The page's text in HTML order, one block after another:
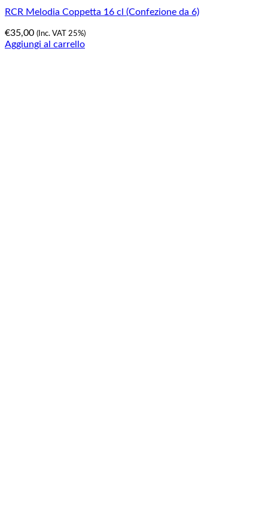
RCR Melodia Coppetta 16 cl (Confezione da 6)
€35,00 (Inc. VAT 25%)
Aggiungi al carrello